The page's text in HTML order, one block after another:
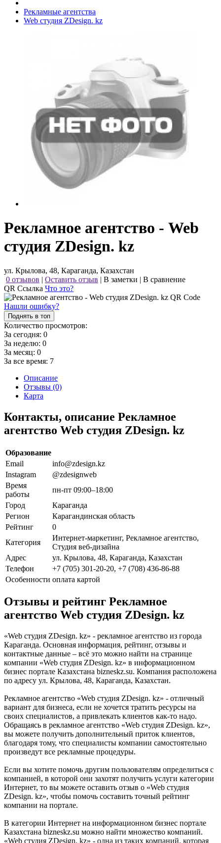
Рекламные агентства
Web студия ZDesign. kz
Рекламное агентство - Web
студия ZDesign. kz
ул. Крылова, 48, Караганда, Казахстан
0 отзывов | Оставить отзыв | В заметки | В сравнение
QR Ссылка Что это?
Нашли ошибку?
Поднять в топ
Количество просмотров:
За сегодня: 0
За неделю: 0
За месяц: 0
За все время: 7
Описание
Отзывы (0)
Карта
Контакты, описание Рекламное
агентство Web студия ZDesign. kz
Образование
Email
info@zdesign.kz
Instagram
@zdesignweb
Время
работы
пн-пт 09:00–18:00
Город
Караганда
Регион
Карагандинская область
Рейтинг
0
Категория
Интернет-маркетинг, Рекламное агентство,
Студия веб-дизайна
Адрес
ул. Крылова, 48, Караганда, Казахстан
Телефон
+7 (705) 301-20-20, +7 (708) 436-86-88
Особенности оплата картой
Отзывы и рейтинг Рекламное
агентство Web студия ZDesign. kz
«Web студия ZDesign. kz» - рекламное агентство из города
Караганда. Основная информация, рейтинг, отзывы и
контактные данные – всё это можно найти на странице
компании «Web студия ZDesign. kz» в информационном
бизнес портале Казахстана bizneskz.su. Компания расположена
по адресу ул. Крылова, 48, Караганда, Казахстан.
Рекламное агентство «Web студия ZDesign. kz» - отличный
вариант для бизнеса, если не хочется тратить ресурсы на
своих специалистов, а привлекать клиентов как-то надо.
Обращаясь в рекламное агентство «Web студия ZDesign. kz»,
вы можете получить дополнительный приток клиентов,
благодаря тому, что специалисты компании самостоятельно
произведут все рекламные процедуры.
Если вы хотите помочь другим пользователям определиться с
компанией, в которой они захотят получить услуги категории
Интернет, то вы можете оставить отзыв о «Web студия
ZDesign. kz», чтобы помочь составить точный рейтинг
компании на портале.
В категории Интернет на информационном бизнес портале
Казахстана bizneskz.su можно найти множество компаний.
«Web студия ZDesign. kz» - одна из таких компаний, которая